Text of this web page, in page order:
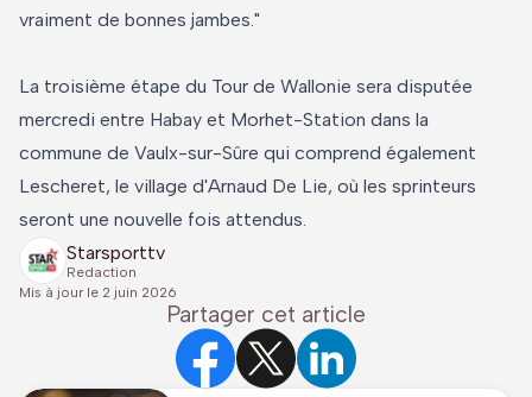
vraiment de bonnes jambes."
La troisième étape du Tour de Wallonie sera disputée
mercredi entre Habay et Morhet-Station dans la
commune de Vaulx-sur-Sûre qui comprend également
Lescheret, le village d'Arnaud De Lie, où les sprinteurs
seront une nouvelle fois attendus.
Starsporttv
Redaction
Mis à jour le 2 juin 2026
Partager cet article